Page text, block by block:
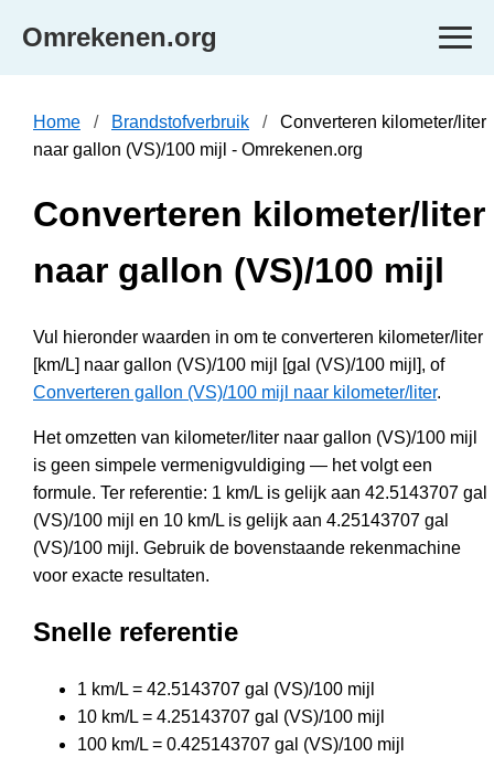
Omrekenen.org
Home Brandstofverbruik
Converteren kilometer/liter
naar gallon (VS)/100 mijl - Omrekenen.org
Converteren kilometer/liter
naar gallon (VS)/100 mijl
Vul hieronder waarden in om te converteren kilometer/liter
[km/L] naar gallon (VS)/100 mijl [gal (VS)/100 mijl], of
Converteren gallon (VS)/100 mijl naar kilometer/liter.
Het omzetten van kilometer/liter naar gallon (VS)/100 mijl
is geen simpele vermenigvuldiging — het volgt een
formule. Ter referentie: 1 km/L is gelijk aan 42.5143707 gal
(VS)/100 mijl en 10 km/L is gelijk aan 4.25143707 gal
(VS)/100 mijl. Gebruik de bovenstaande rekenmachine
voor exacte resultaten.
Snelle referentie
1 km/L = 42.5143707 gal (VS)/100 mijl
10 km/L = 4.25143707 gal (VS)/100 mijl
100 km/L = 0.425143707 gal (VS)/100 mijl